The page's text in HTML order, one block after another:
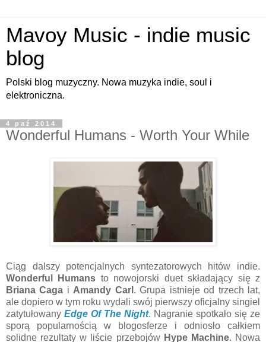
Mavoy Music - indie music
blog
Polski blog muzyczny. Nowa muzyka indie, soul i
elektroniczna.
4 paź 2014
Wonderful Humans - Worth Your While
Ciąg dalszy potencjalnych syntezatorowych hitów indie.
Wonderful Humans to nowojorski duet składający się z
Briana Caga i Amandy Carl . Grupa istnieje od trzech lat,
ale dopiero w tym roku wydali swój pierwszy oficjalny singiel
zatytułowany Edge Of The Night. Nagranie spotkało się ze
sporą popularnością w blogosferze i odniosło całkiem
solidne rezultaty w liście przebojów Hype Machine. Nowa